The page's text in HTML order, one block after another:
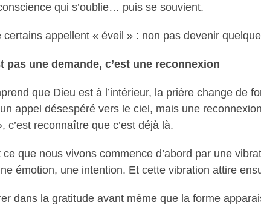
qui s’oublie… puis se souvient.
certains appellent « éveil » : non pas devenir
pas une demande, c’est une reconnexion
que Dieu est à l’intérieur, la prière change de
appel désespéré vers le ciel, mais une
c’est reconnaître que c’est déjà là.
que nous vivons commence d’abord par une
émotion, une intention. Et cette vibration attire
dans la gratitude avant même que la forme